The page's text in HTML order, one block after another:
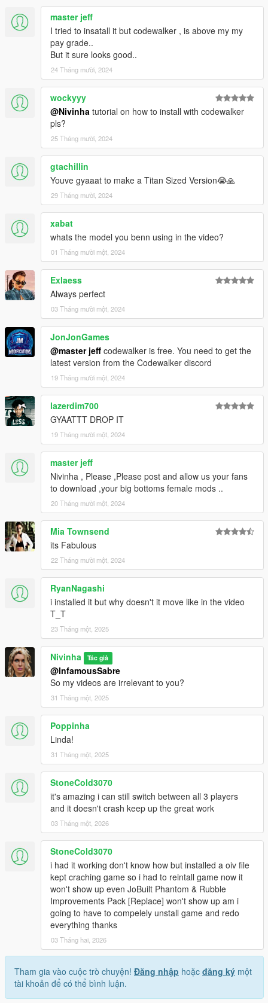
master jeff
I tried to insatall it but codewalker , is above my my
pay grade..
But it sure looks good..
24 Tháng mười, 2024
wockyyy
@Nivinha tutorial on how to install with codewalker
pls?
25 Tháng mười, 2024
gtachillin
Youve gyaaat to make a Titan Sized Version😭🙏
29 Tháng mười, 2024
xabat
whats the model you benn using in the video?
01 Tháng mười một, 2024
Exlaess
Always perfect
03 Tháng mười một, 2024
JonJonGames
@master jeff codewalker is free. You need to get the
latest version from the Codewalker discord
19 Tháng mười một, 2024
lazerdim700
GYAATTT DROP IT
19 Tháng mười một, 2024
master jeff
Nivinha , Please ,Please post and allow us your fans
to download ,your big bottoms female mods ..
20 Tháng mười một, 2024
Mia Townsend
its Fabulous
22 Tháng mười một, 2024
RyanNagashi
i installed it but why doesn't it move like in the video
T_T
23 Tháng một, 2025
Nivinha Tác giả
@InfamousSabre
So my videos are irrelevant to you?
31 Tháng một, 2025
Poppinha
Linda!
31 Tháng một, 2025
StoneCold3070
it's amazing i can still switch between all 3 players
and it doesn't crash keep up the great work
03 Tháng một, 2026
StoneCold3070
i had it working don't know how but installed a oiv file
kept craching game so i had to reintall game now it
won't show up even JoBuilt Phantom & Rubble
Improvements Pack [Replace] won't show up am i
going to have to compelely unstall game and redo
everything thanks
03 Tháng hai, 2026
Tham gia vào cuộc trò chuyện! Đăng nhập hoặc đăng ký một
tài khoản để có thể bình luận.